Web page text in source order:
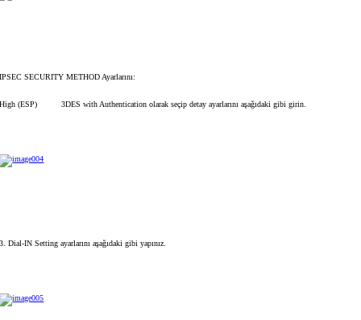
IPSEC SECURITY METHOD Ayarlarını:
High (ESP) 3DES with Authentication olarak seçip detay ayarlarını aşağıdaki gibi girin.
3. Dial-IN Setting ayarlarını aşağıdaki gibi yapınız.